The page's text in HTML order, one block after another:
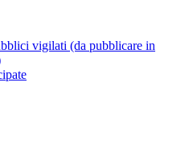
vigilati (da pubblicare in